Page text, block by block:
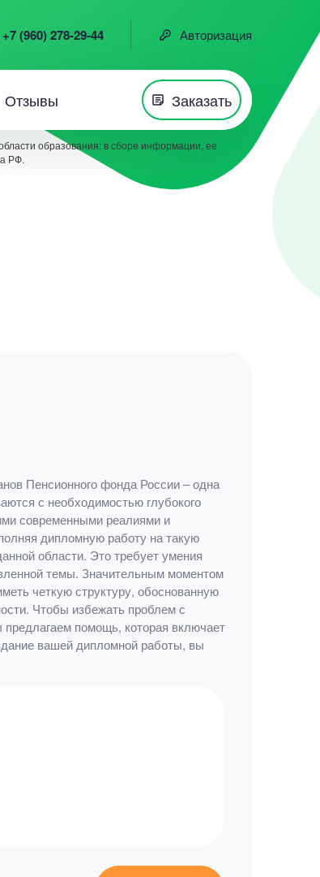
(960) 278-29-44 Авторизация
Отзывы Заказать
образования: в сборе информации, ее
РФ.
Пенсионного фонда России – одна
с необходимостью глубокого
современными реалиями и
дипломную работу на такую
области. Это требует умения
темы. Значительным моментом
четкую структуру, обоснованную
Чтобы избежать проблем с
помощь, которая включает
вашей дипломной работы, вы